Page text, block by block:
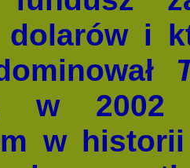
dolarów i
w 2002
w